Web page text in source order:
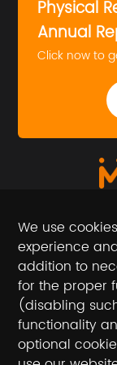
We use
experience
addition to
for the proper
(disabling
functionality
optional
Physical
Annual
Click now to